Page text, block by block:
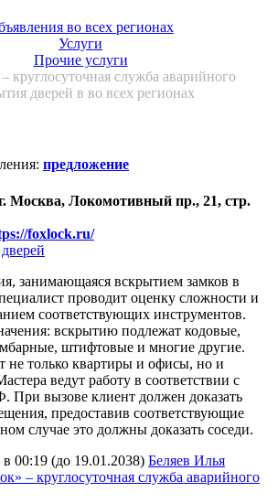
во всех регионах
Услуги
Прочие услуги
круглосуточная служба аварийного
дверей в во всех регионах
: предложение
Москва, Локомотивный пр., 21, стр.
foxlock.ru/
занимающаяся вскрытием замков в
проводит оценку сложности и
соответствующих инструментов.
вскрытию подлежат кодовые,
штифтовые и многие другие.
не только квартиры и офисы, но и
ведут работу в соответствии с
При вызове клиент должен доказать
предоставив соответствующие
случае это должны доказать соседи.
00:19 (до 19.01.2038) Беляев Илья
– круглосуточная служба аварийного